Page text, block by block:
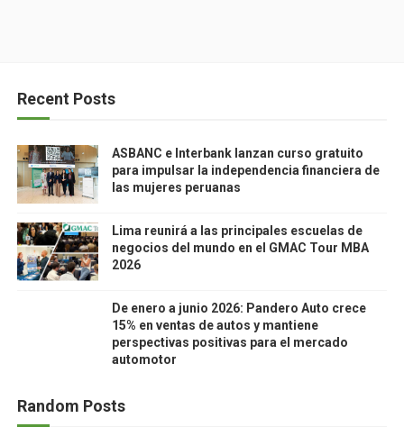
Recent Posts
ASBANC e Interbank lanzan curso gratuito
para impulsar la independencia financiera de
las mujeres peruanas
Lima reunirá a las principales escuelas de
negocios del mundo en el GMAC Tour MBA
2026
De enero a junio 2026: Pandero Auto crece
15% en ventas de autos y mantiene
perspectivas positivas para el mercado
automotor
Random Posts